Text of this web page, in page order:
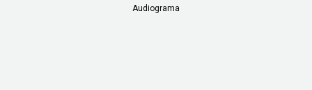
Audiograma